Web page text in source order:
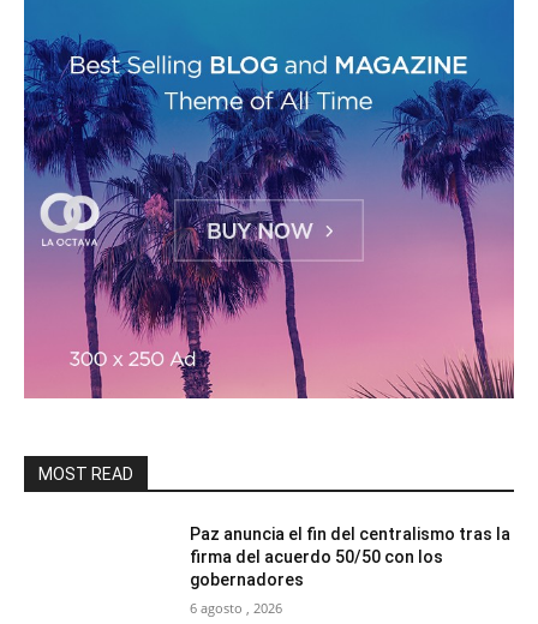
MOST READ
Paz anuncia el fin del centralismo tras la
firma del acuerdo 50/50 con los
gobernadores
6 agosto , 2026